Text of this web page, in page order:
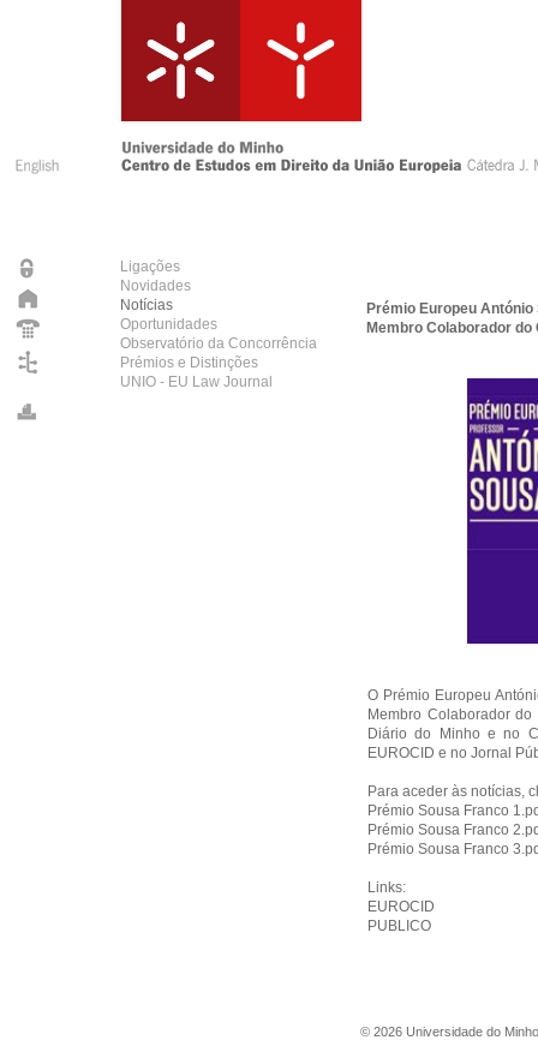
Ligações
Novidades
Notícias
Oportunidades
Observatório da Concorrência
Prémios e Distinções
UNIO - EU Law Journal
Prémio Europeu António
Membro Colaborador do
O Prémio Europeu
Membro Colaborador
Diário do Minho e no
EUROCID e no Jornal
Para aceder às notícias,
Prémio Sousa Franco
Prémio Sousa Franco
Prémio Sousa Franco
Links:
EUROCID
PUBLICO
© 2026 Universidade do